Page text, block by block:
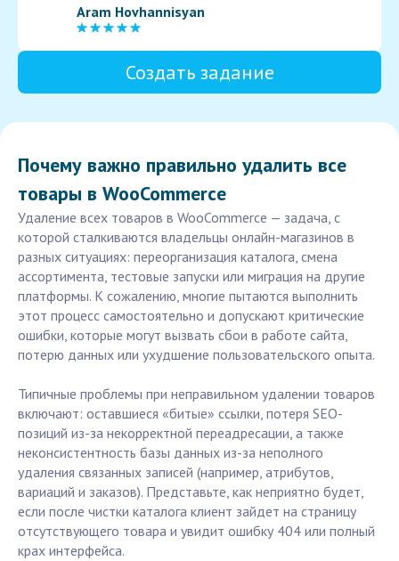
Aram Hovhannisyan
Создать задание
Почему важно правильно удалить все
товары в WooCommerce
Удаление всех товаров в WooCommerce — задача, с
которой сталкиваются владельцы онлайн-магазинов в
разных ситуациях: переорганизация каталога, смена
ассортимента, тестовые запуски или миграция на другие
платформы. К сожалению, многие пытаются выполнить
этот процесс самостоятельно и допускают критические
ошибки, которые могут вызвать сбои в работе сайта,
потерю данных или ухудшение пользовательского опыта.
Типичные проблемы при неправильном удалении товаров
включают: оставшиеся «битые» ссылки, потеря SEO-
позиций из-за некорректной переадресации, а также
неконсистентность базы данных из-за неполного
удаления связанных записей (например, атрибутов,
вариаций и заказов). Представьте, как неприятно будет,
если после чистки каталога клиент зайдет на страницу
отсутствующего товара и увидит ошибку 404 или полный
крах интерфейса.